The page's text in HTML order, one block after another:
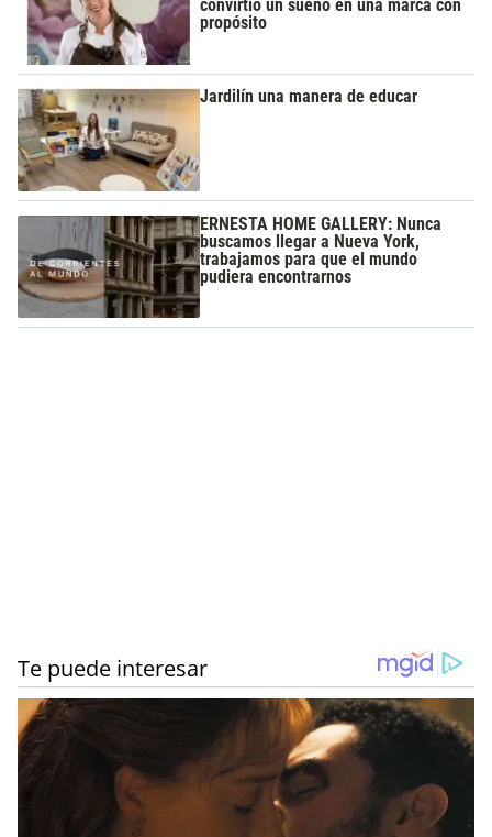
convirtió un sueño en una marca con
propósito
Jardilín una manera de educar
ERNESTA HOME GALLERY: Nunca
buscamos llegar a Nueva York,
trabajamos para que el mundo
pudiera encontrarnos